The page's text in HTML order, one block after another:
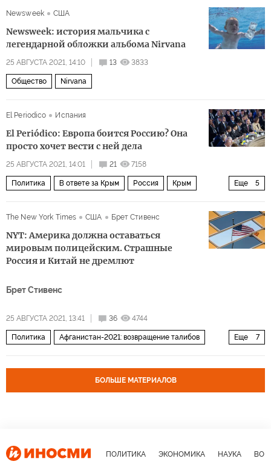
Newsweek
США
Newsweek: история мальчика с
легендарной обложки альбома Nirvana
25 АВГУСТА 2021, 14:10 13 3833
Общество Nirvana
El Periodico Испания
El Periódico: Европа боится Россию? Она
просто хочет вести с ней дела
25 АВГУСТА 2021, 14:01 21 7158
Еще 5
Политика В ответе за Крым Россия Крым
Крымская платформа
The New York Times США Брет Стивенс
NYT: Америка должна оставаться
мировым полицейским. Страшные
Россия и Китай не дремлют
Брет Стивенс
25 АВГУСТА 2021, 13:41 36 4744
Еще 7
Политика Афганистан-2021: возвращение талибов
мировой порядок
БОЛЬШЕ МАТЕРИАЛОВ
ПОЛИТИКА ЭКОНОМИКА НАУКА